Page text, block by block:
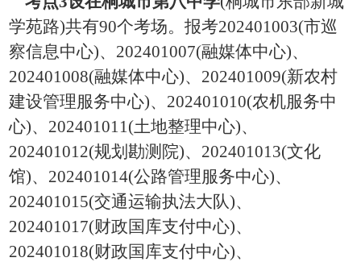
学苑路)共有90个考场。报考202401003(市巡
察信息中心)、 202401007(融媒体中心)、
202401008(融媒体中心)、 202401009(新农村
建设管理服务中心)、 202401010(农机服务中
心)、 202401011(土地整理中心)、
202401012(规划勘测院)、 202401013(文化
馆)、 202401014(公路管理服务中心)、
202401015(交通运输执法大队)、
202401017(财政国库支付中心)、
202401018(财政国库支付中心)、